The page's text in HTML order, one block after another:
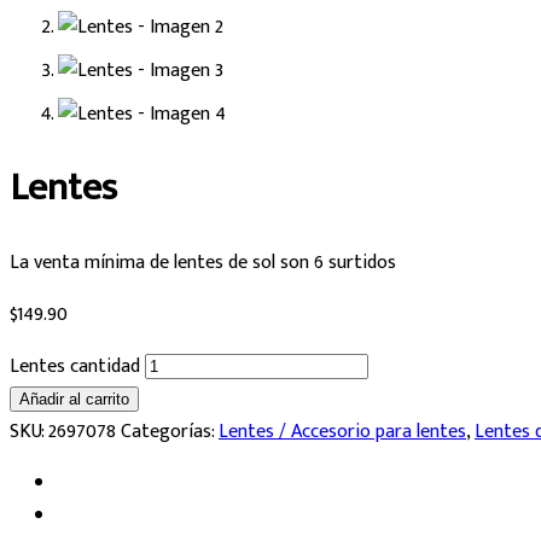
Lentes
La venta mínima de lentes de sol son 6 surtidos
$149.90
Lentes cantidad
Añadir al carrito
SKU:2697078Categorías:Lentes / Accesorio para lentes,Lentes